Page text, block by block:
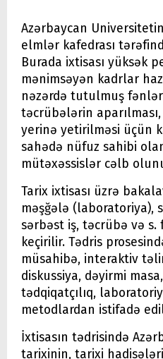
Azərbaycan
elmlər kafedrası
Burada ixtisası yüksək
mənimsəyən kadrlar
nəzərdə tutulmuş
təcrübələrin
yerinə yetirilməsi üçün
sahədə nüfuz sahibi
mütəxəssislər cəlb
Tarix ixtisası üzrə
məşğələ (laboratoriya),
sərbəst iş, təcrübə və
keçirilir. Tədris
müsahibə, interaktiv
diskussiya, dəyirmi
tədqiqatçılıq,
metodlardan istifadə
İxtisasın tədrisində
tarixinin, tarixi